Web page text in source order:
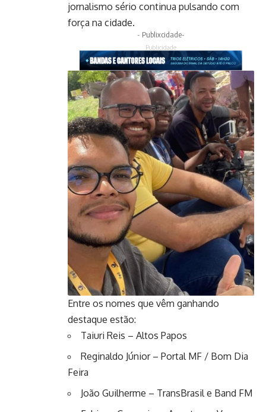
jornalismo sério continua pulsando com
força na cidade.
- Publixcidade-
Publicidade
Entre os nomes que vêm ganhando
destaque estão:
Taiuri Reis – Altos Papos
Reginaldo Júnior – Portal MF / Bom Dia
Feira
João Guilherme – TransBrasil e Band FM